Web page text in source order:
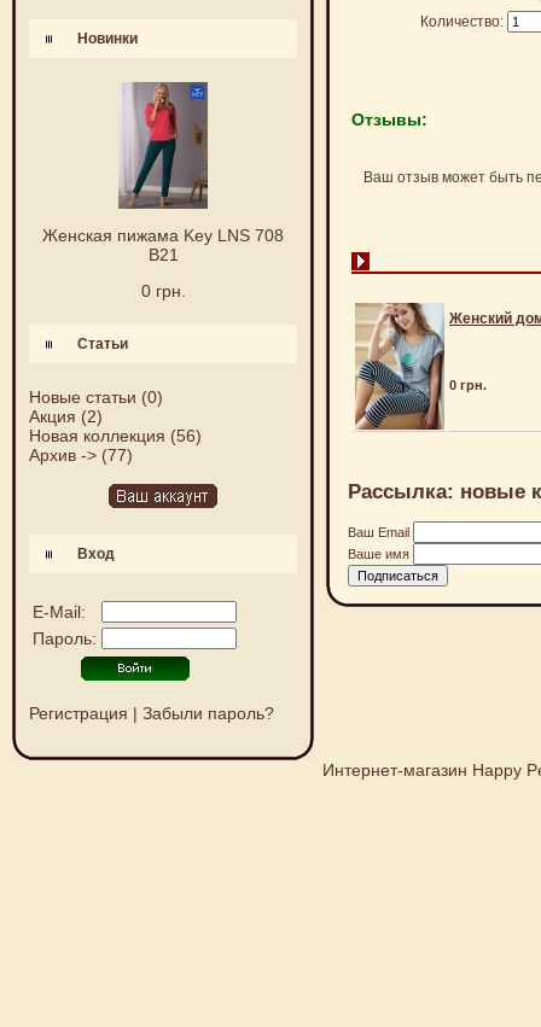
Новинки
Женская пижама Key LNS 708
B21
0 грн.
Статьи
Новые статьи (0)
Акция (2)
Новая коллекция (56)
Архив -> (77)
Вход
E-Mail:
Пароль:
Регистрация | Забыли пароль?
Количество:
Отзывы:
Ваш отзыв может быть
Женский
0 грн.
Рассылка: новые
Ваш Email
Ваше имя
Интернет-магазин Happy